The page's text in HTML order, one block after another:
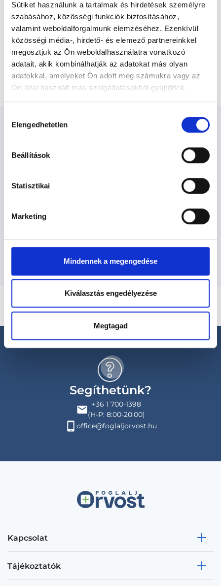
Sütiket használunk a tartalmak és hirdetések személyre
szabásához, közösségi funkciók biztosításához,
valamint weboldalforgalmunk elemzéséhez. Ezenkívül
közösségi média-, hirdető- és elemező partnereinkkel
megosztjuk az Ön weboldalhasználatra vonatkozó
adatait, akik kombinálhatják az adatokat más olyan
adatokkal, amelyeket Ön adott meg számukra vagy az
Ön által használt más szolgáltatásokból gyűjtöttek.
szabályzat:https://foglaljorvost.hu/info/foglaljorvost-
kiválasztása
Elengedhetetlen
Beállítások
Statisztikai
Marketing
Mindennek a megengedése
Kiválasztás engedélyezése
Megtagad
szakorvosjelölt önállóan láthat el feladatokat. A foglaljorvost.hu
felelősségét kizárja esetleges névazonosságért bármely szakorvos
Főoldal Gyógytornász
Ortopéd gyógytorna állapotfelmérés - 60 perc
SZAKTERÜLETEK
Szolgáltatások
Segíthetünk?
+36 1 700-1398
(H-P: 8:00-20:00)
office@foglaljorvost.hu
Kapcsolat
Tájékoztatók